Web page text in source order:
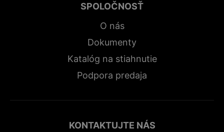
SPOLOČNOSŤ
O nás
Dokumenty
Katalóg na stiahnutie
Podpora predaja
KONTAKTUJTE NÁS